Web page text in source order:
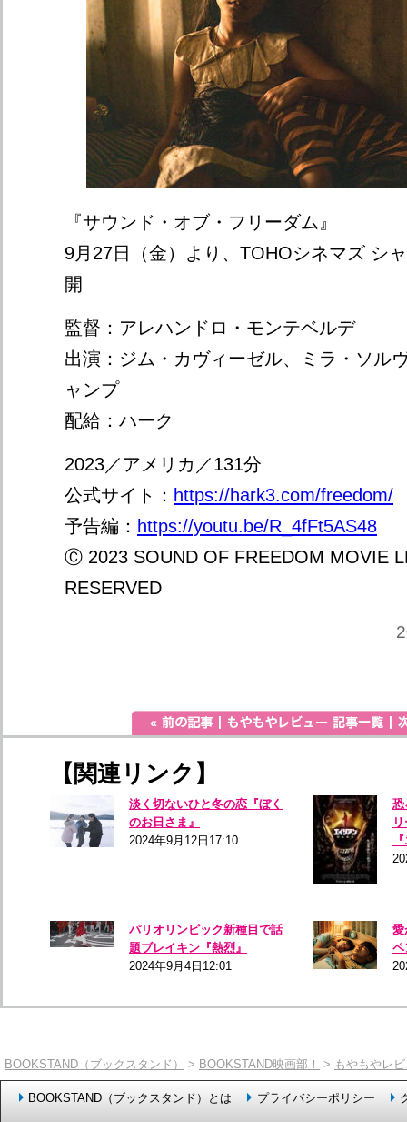
『サウンド・オブ・フリーダム』
9月27日（金）より、TOHOシネマズ シ
開
監督：アレハンドロ・モンテベルデ
出演：ジム・カヴィーゼル、ミラ・ソル
ャンプ
配給：ハーク
2023／アメリカ／131分
公式サイト： https://hark3.com/freedom/
予告編： https://youtu.be/R_4fFt5AS48
Ⓒ 2023 SOUND OF FREEDOM MOVIE
RESERVED
【関連リンク】
淡く切ないひと冬の恋『ぼく
のお日さま』
2024年9月12日17:10
恐
パリオリンピック新種目で話
題ブレイキン『熱烈』
2024年9月4日12:01
愛
ペ
BOOKSTAND（ブックスタンド） > BOOKSTAND映画部！ > もやもやレ
BOOKSTAND（ブックスタンド）とは プライバシーポリシー